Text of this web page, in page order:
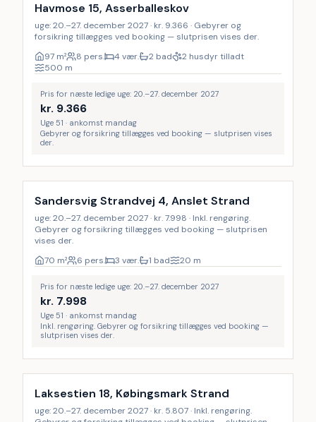
Havmose 15, Asserballeskov
uge: 20.–27. december 2027 · kr. 9.366 · Gebyrer og
forsikring tillægges ved booking — slutprisen vises der.
97 m² 8 pers. 4 vær. 2 bad
2 husdyr tilladt
500 m
Pris for næste ledige uge: 20.–27. december 2027
kr. 9.366
Uge 51 · ankomst mandag
Gebyrer og forsikring tillægges ved booking — slutprisen vises
der.
Inkl. rengøring
Sandersvig Strandvej 4, Anslet Strand
uge: 20.–27. december 2027 · kr. 7.998 · Inkl. rengøring.
Gebyrer og forsikring tillægges ved booking — slutprisen
vises der.
70 m² 6 pers. 3 vær. 1 bad 20 m
Pris for næste ledige uge: 20.–27. december 2027
kr. 7.998
Uge 51 · ankomst mandag
Inkl. rengøring. Gebyrer og forsikring tillægges ved booking —
slutprisen vises der.
Inkl. rengøring
Laksestien 18, Købingsmark Strand
uge: 20.–27. december 2027 · kr. 5.807 · Inkl. rengøring.